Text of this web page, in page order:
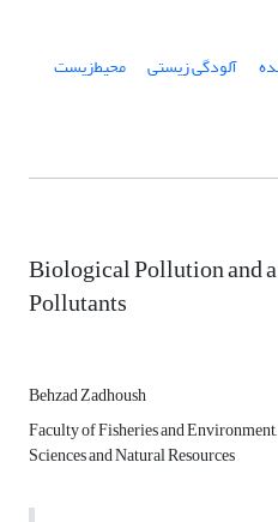
آلودگی زیستی
محیط‌‌زیست
Biological Pollution and
Pollutants
Behzad Zadhoush
Faculty of Fisheries and
Sciences and Natural Resources